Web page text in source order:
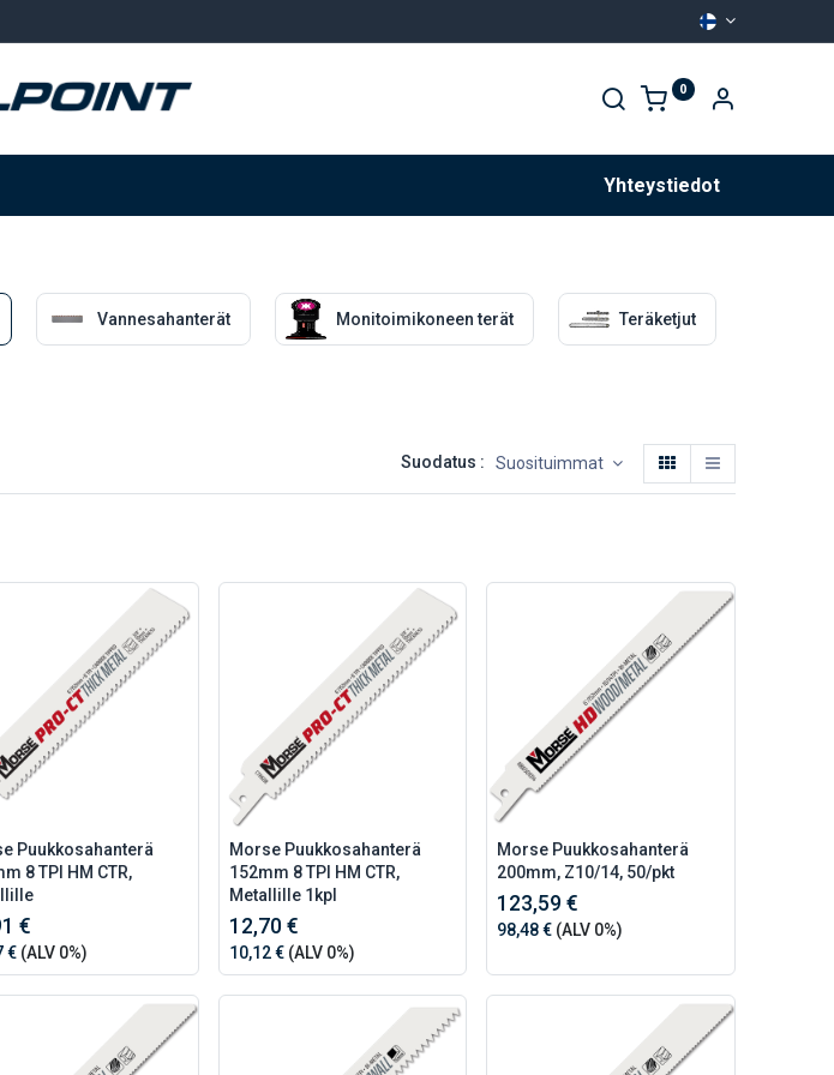
0
Yhteystiedot
Vannesahanterät Monitoimikoneen terät Teräketjut
Suodatus : Suosituimmat
Puukkosahanterä
8 TPI HM CTR,
€
€(ALV 0%)
Morse Puukkosahanterä
152mm 8 TPI HM CTR,
Metallille 1kpl
12,70 €
10,12 € (ALV 0%)
Morse Puukkosahanterä
200mm, Z10/14, 50/pkt
123,59 €
98,48 € (ALV 0%)